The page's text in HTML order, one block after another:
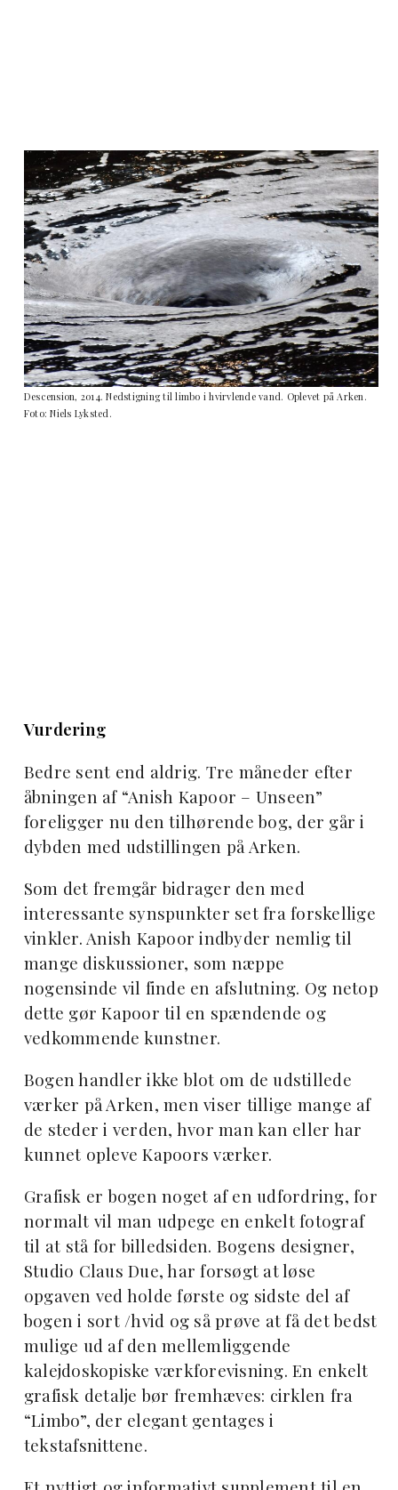
Descension, 2014. Nedstigning til limbo i hvirvlende vand. Oplevet på Arken.
Foto: Niels Lyksted.
Vurdering
Bedre sent end aldrig. Tre måneder efter
åbningen af “Anish Kapoor – Unseen”
foreligger nu den tilhørende bog, der går i
dybden med udstillingen på Arken.
Som det fremgår bidrager den med
interessante synspunkter set fra forskellige
vinkler. Anish Kapoor indbyder nemlig til
mange diskussioner, som næppe
nogensinde vil finde en afslutning. Og netop
dette gør Kapoor til en spændende og
vedkommende kunstner.
Bogen handler ikke blot om de udstillede
værker på Arken, men viser tillige mange af
de steder i verden, hvor man kan eller har
kunnet opleve Kapoors værker.
Grafisk er bogen noget af en udfordring, for
normalt vil man udpege en enkelt fotograf
til at stå for billedsiden. Bogens designer,
Studio Claus Due, har forsøgt at løse
opgaven ved holde første og sidste del af
bogen i sort /hvid og så prøve at få det bedst
mulige ud af den mellemliggende
kalejdoskopiske værkforevisning. En enkelt
grafisk detalje bør fremhæves: cirklen fra
“Limbo”, der elegant gentages i
tekstafsnittene.